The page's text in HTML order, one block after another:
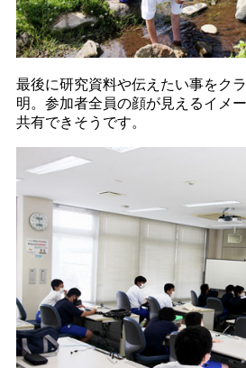
最後に研究資料や伝えたい事をク
明。参加者全員の顔が見えるイメ
共有できそうです。